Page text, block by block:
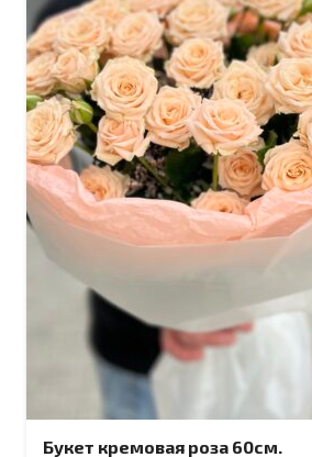
Букет кремовая роза 60см.